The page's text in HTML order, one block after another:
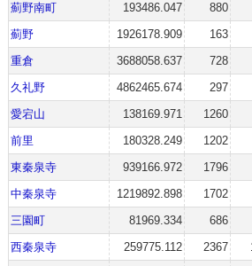
薊野南町
193486.047 880
薊野
1926178.909 163
重倉
3688058.637 728
久礼野
4862465.674 297
愛宕山
138169.971 1260
前里
180328.249 1202
東秦泉寺
939166.972 1796
中秦泉寺
1219892.898 1702
三園町
81969.334 686
西秦泉寺
259775.112 2367